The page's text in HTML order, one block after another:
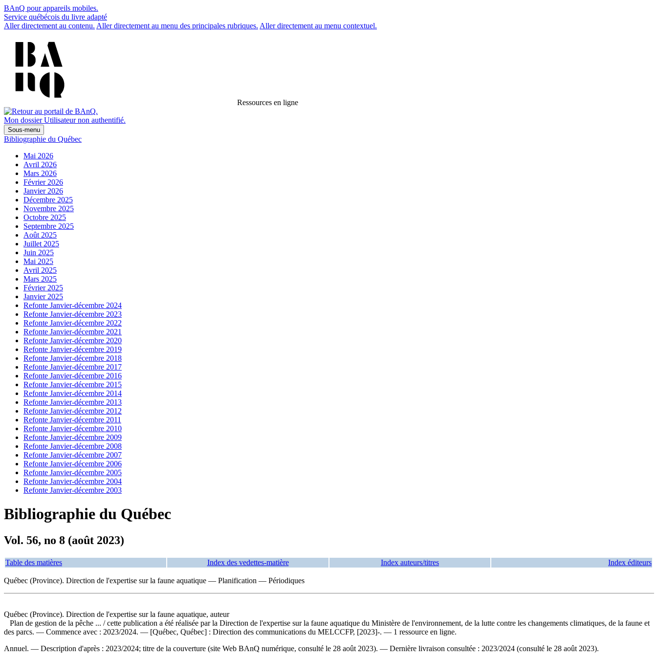
BAnQ pour appareils mobiles.
Service québécois du livre adapté
Aller directement au contenu. Aller directement au menu des principales rubriques. Aller directement au menu contextuel.
Ressources en ligne
Mon dossier Utilisateur non authentifié.
Sous-menu
Bibliographie du Québec
Mai 2026
Avril 2026
Mars 2026
Février 2026
Janvier 2026
Décembre 2025
Novembre 2025
Octobre 2025
Septembre 2025
Août 2025
Juillet 2025
Juin 2025
Mai 2025
Avril 2025
Mars 2025
Février 2025
Janvier 2025
Refonte Janvier-décembre 2024
Refonte Janvier-décembre 2023
Refonte Janvier-décembre 2022
Refonte Janvier-décembre 2021
Refonte Janvier-décembre 2020
Refonte Janvier-décembre 2019
Refonte Janvier-décembre 2018
Refonte Janvier-décembre 2017
Refonte Janvier-décembre 2016
Refonte Janvier-décembre 2015
Refonte Janvier-décembre 2014
Refonte Janvier-décembre 2013
Refonte Janvier-décembre 2012
Refonte Janvier-décembre 2011
Refonte Janvier-décembre 2010
Refonte Janvier-décembre 2009
Refonte Janvier-décembre 2008
Refonte Janvier-décembre 2007
Refonte Janvier-décembre 2006
Refonte Janvier-décembre 2005
Refonte Janvier-décembre 2004
Refonte Janvier-décembre 2003
Bibliographie du Québec
Vol. 56, no 8 (août 2023)
Table des matières Index des vedettes-matière Index auteurs/titres Index éditeurs
Québec (Province). Direction de l'expertise sur la faune aquatique — Planification — Périodiques
Québec (Province). Direction de l'expertise sur la faune aquatique, auteur
Plan de gestion de la pêche ... / cette publication a été réalisée par la Direction de l'expertise sur la faune aquatique du Ministère de l'environnement, de la lutte contre les changements climatiques, de la faune et
des parcs. — Commence avec : 2023/2024. — [Québec, Québec] : Direction des communications du MELCCFP, [2023]-. — 1 ressource en ligne.
Annuel. — Description d'après : 2023/2024; titre de la couverture (site Web BAnQ numérique, consulté le 28 août 2023). — Dernière livraison consultée : 2023/2024 (consulté le 28 août 2023).